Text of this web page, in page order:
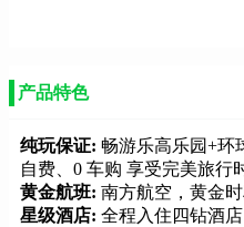
产品特色
纯玩保证: 畅游乐高乐园+环
自费、0 车购 享受完美旅行
黄金航班: 南方航空，黄金
星级酒店: 全程入住四钻酒